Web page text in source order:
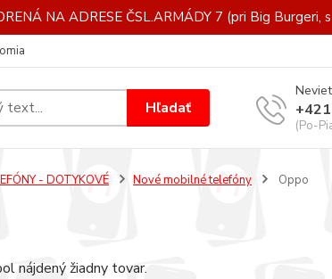
NA ADRESE ČSL.ARMÁDY 7 (pri Big Burgeri,
Hľadať
(Po-
- DOTYKOVÉ Nové mobilné telefóny Oppo
nájdený žiadny tovar.